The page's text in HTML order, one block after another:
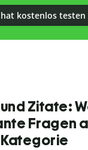
kostenlos testen
Zitate:
Fragen
Kategorie